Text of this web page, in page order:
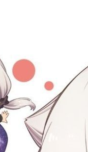
完即無贈品)
出！